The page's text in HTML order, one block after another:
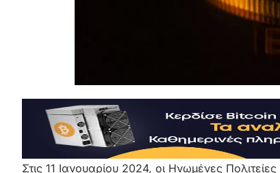
Στις 11 Ιανουαρίου 2024, οι Ηνωμένες